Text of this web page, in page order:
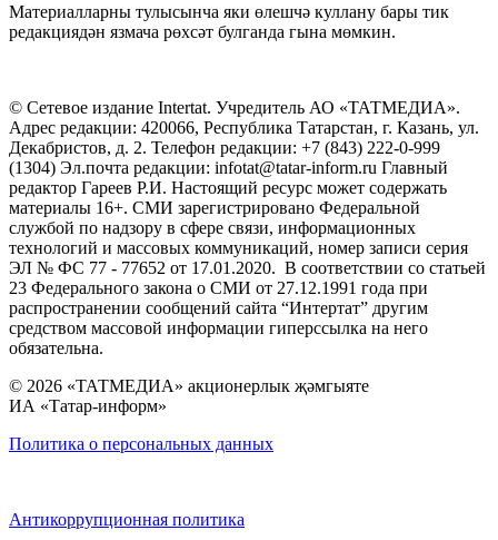
Материалларны тулысынча яки өлешчә куллану бары тик
редакциядән язмача рөхсәт булганда гына мөмкин.
© Сетевое издание Intertat. Учредитель АО «ТАТМЕДИА».
Адрес редакции: 420066, Республика Татарстан, г. Казань, ул.
Декабристов, д. 2. Телефон редакции: +7 (843) 222-0-999
(1304) Эл.почта редакции: infotat@tatar-inform.ru Главный
редактор Гареев Р.И. Настоящий ресурс может содержать
материалы 16+. СМИ зарегистрировано Федеральной
службой по надзору в сфере связи, информационных
технологий и массовых коммуникаций, номер записи серия
ЭЛ № ФС 77 - 77652 от 17.01.2020. В соответствии со статьей
23 Федерального закона о СМИ от 27.12.1991 года при
распространении сообщений сайта “Интертат” другим
средством массовой информации гиперссылка на него
обязательна.
© 2026 «ТАТМЕДИА» акционерлык җәмгыяте
ИА «Татар-информ»
Политика о персональных данных
Антикоррупционная политика